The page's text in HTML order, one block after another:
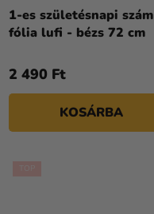
1-es születésnapi szám
fólia lufi - bézs 72 cm
2 490 Ft
KOSÁRBA